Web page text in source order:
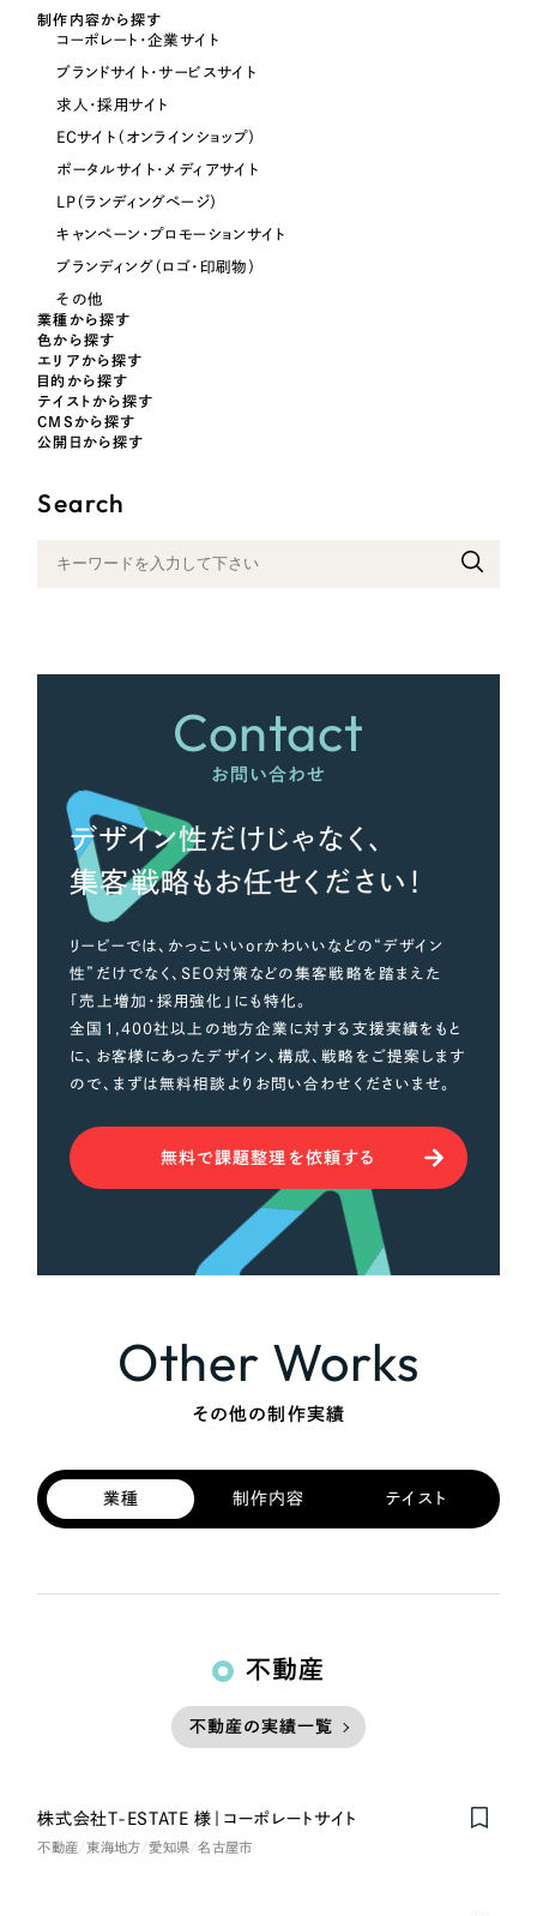
イエロー・黄色
グリーン・緑色
ブルー・青色
パープル・紫色
ピンク・桃色
制作内容から探す
コーポレート・企業サイト
ブランドサイト・サービスサイト
求人・採用サイト
ECサイト（オンラインショップ）
ポータルサイト・メディアサイト
LP（ランディングページ）
キャンペーン・プロモーションサイト
ブランディング（ロゴ・印刷物）
その他
業種から探す
色から探す
エリアから探す
目的から探す
テイストから探す
CMSから探す
公開日から探す
Search
Contact
お問い合わせ
デザイン性だけじゃなく、
集客戦略もお任せください！
リーピーでは、かっこいいorかわいいなどの“デザイン
性”だけでなく、SEO対策などの集客戦略を踏まえた
「売上増加・採用強化」にも特化。
全国1,400社以上の地方企業に対する支援実績をもと
に、お客様にあったデザイン、構成、戦略をご提案します
ので、まずは無料相談よりお問い合わせくださいませ。
無料で課題整理を依頼する
Other Works
その他の制作実績
業種 制作内容 テイスト
不動産
不動産の実績一覧
株式会社T-ESTATE 様｜コーポレートサイト
不動産 東海地方 愛知県 名古屋市